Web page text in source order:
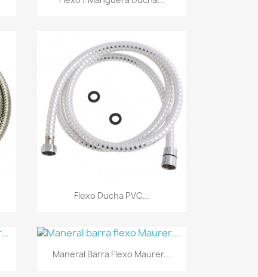
Vista rápida
Flexo Ducha PVC...
Vista rápida
Maneral Barra Flexo Maurer...